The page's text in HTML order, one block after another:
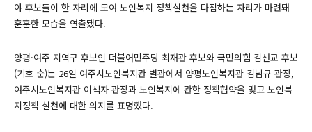
야 후보들이 한 자리에 모여 노인복지 정책실천을 다짐하는 자리가 마련돼
훈훈한 모습을 연출됐다.
양평·여주 지역구 후보인 더불어민주당 최재관 후보와 국민의힘 김선교 후보
(기호 순)는 26일 여주시노인복지관 별관에서 양평노인복지관 김남규 관장,
여주시노인복지관 이석자 관장과 노인복지에 관한 정책협약을 맺고 노인복
지정책 실천에 대한 의지를 표명했다.